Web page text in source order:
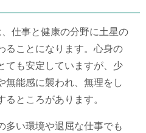
仕事と健康の分野に土星の
ることになります。心身の
ても安定していますが、少
無能感に襲われ、無理をし
ところがあります。
多い環境や退屈な仕事でも